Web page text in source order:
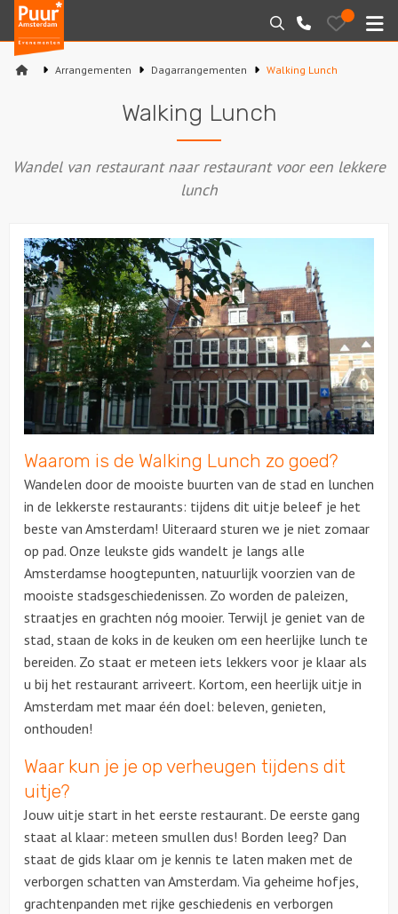
Puur*
Amsterdam
bedrijfsuitjes
Zoeken
020-
6260016
Bewaarde
uitjes
Arrangementen
Varen
Workshops
Rondleidingen
Locaties
Feesten
Over ons
Arrangementen Dagarrangementen Walking Lunch
Walking Lunch
Wandel van restaurant naar restaurant voor een lekkere
lunch
Waarom is de Walking Lunch zo goed?
Wandelen door de mooiste buurten van de stad en lunchen
in de lekkerste restaurants: tijdens dit uitje beleef je het
beste van Amsterdam! Uiteraard sturen we je niet zomaar
op pad. Onze leukste gids wandelt je langs alle
Amsterdamse hoogtepunten, natuurlijk voorzien van de
mooiste stadsgeschiedenissen. Zo worden de paleizen,
straatjes en grachten nóg mooier. Terwijl je geniet van de
stad, staan de koks in de keuken om een heerlijke lunch te
bereiden. Zo staat er meteen iets lekkers voor je klaar als
u bij het restaurant arriveert. Kortom, een heerlijk uitje in
Amsterdam met maar één doel: beleven, genieten,
onthouden!
Waar kun je je op verheugen tijdens dit
uitje?
Jouw uitje start in het eerste restaurant. De eerste gang
staat al klaar: meteen smullen dus! Borden leeg? Dan
staat de gids klaar om je kennis te laten maken met de
verborgen schatten van Amsterdam. Via geheime hofjes,
grachtenpanden met rijke geschiedenis en verborgen